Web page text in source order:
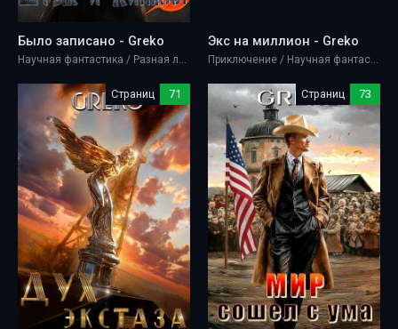
Было записано - Greko
Научная фантастика / Разная литература
Экс на миллион - Greko
Приключение / Научная фантастика / Юмористическая проза
Страниц 71 Страниц 73